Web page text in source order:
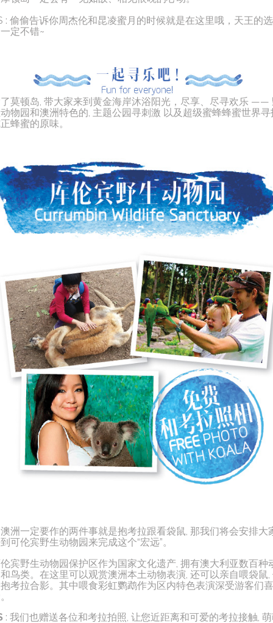
: 偷偷告诉你周杰伦和昆凌蜜月的时候就是在这里哦，天王的选
定不错~
莫顿岛, 带大家来到黄金海岸沐浴阳光，尽享、尽寻欢乐 ——
物园和澳洲特色的, 主题公园寻刺激 以及超级蜜蜂蜂蜜世界寻
蜂蜜的原味。
洲一定要作的两件事就是抱考拉跟看袋鼠, 那我们将会安排大
可伦宾野生动物园来完成这个“宏远”。
宾野生动物园保护区作为国家文化遗产, 拥有澳大利亚数百种
鸟类。在这里可以观赏澳洲本土动物表演, 还可以亲自喂袋鼠,
考拉合影。其中喂食彩虹鹦鹉作为区内特色表演深受游客们喜
: 我们也赠送各位和考拉拍照, 让您近距离和可爱的考拉接触,